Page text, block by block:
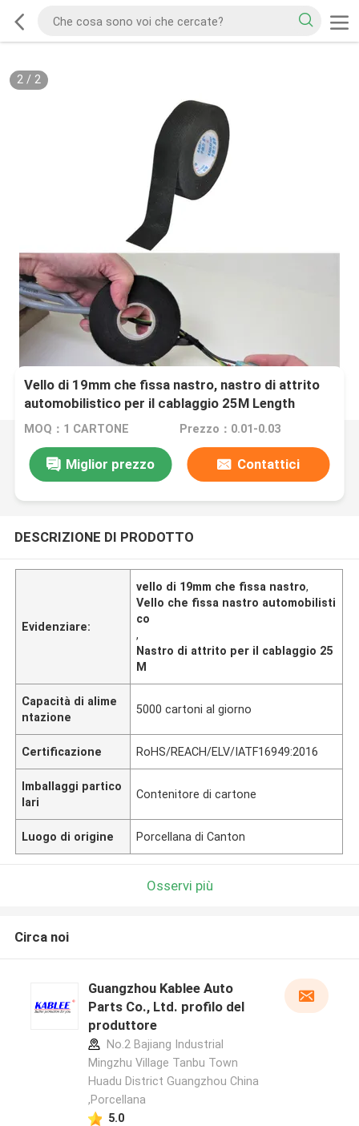
2/ 2
Vello di 19mm che fissa nastro, nastro di attrito
automobilistico per il cablaggio 25M Length
MOQ：1 CARTONE Prezzo：0.01-0.03
Miglior prezzo Contattici
DESCRIZIONE DI PRODOTTO
Evidenziare:
vello di 19mm che fissa nastro,
Vello che fissa nastro automobilisti
co
,
Nastro di attrito per il cablaggio 25
M
Capacità di alime
ntazione
5000 cartoni al giorno
Certificazione RoHS/REACH/ELV/IATF16949:2016
Imballaggi partico
lari
Contenitore di cartone
Luogo di origine Porcellana di Canton
Osservi più
Circa noi
Guangzhou Kablee Auto
Parts Co., Ltd. profilo del
produttore
No.2 Bajiang Industrial
Mingzhu Village Tanbu Town
Huadu District Guangzhou China
,Porcellana
5.0